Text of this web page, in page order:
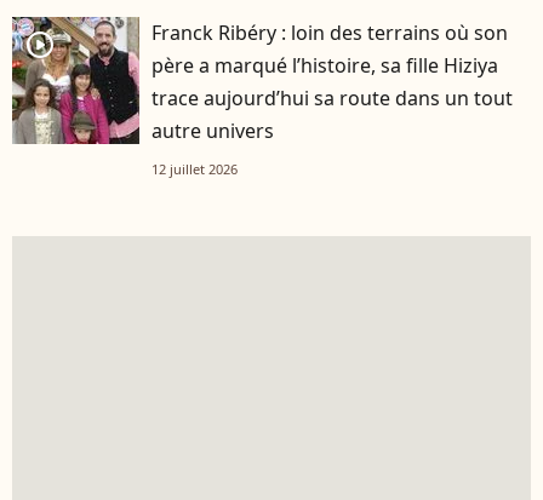
player2
Franck Ribéry : loin des terrains où son
père a marqué l’histoire, sa fille Hiziya
trace aujourd’hui sa route dans un tout
autre univers
12 juillet 2026